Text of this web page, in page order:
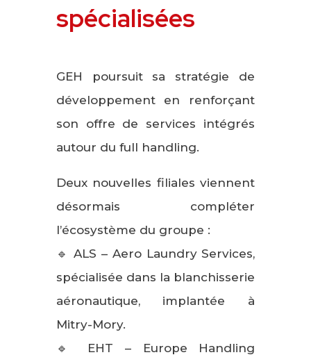
spécialisées
GEH poursuit sa stratégie de
développement en renforçant
son offre de services intégrés
autour du full handling.
Deux nouvelles filiales viennent
désormais compléter
l’écosystème du groupe :
🔹 ALS – Aero Laundry Services,
spécialisée dans la blanchisserie
aéronautique, implantée à
Mitry-Mory.
🔹 EHT – Europe Handling